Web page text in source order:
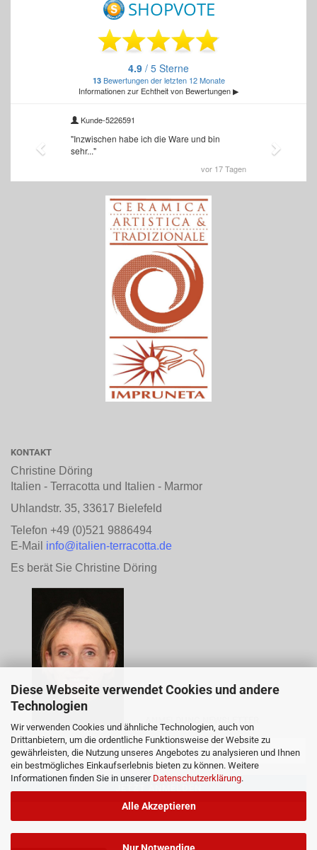
Diese Webseite verwendet Cookies und andere
Technologien
Wir verwenden Cookies und ähnliche Technologien, auch von
Drittanbietern, um die ordentliche Funktionsweise der Website zu
gewährleisten, die Nutzung unseres Angebotes zu analysieren und Ihnen
ein bestmögliches Einkaufserlebnis bieten zu können. Weitere
Informationen finden Sie in unserer Datenschutzerklärung.
Alle Akzeptieren
KONTAKT
Christine Döring
Italien - Terracotta und Italien - Marmor
Uhlandstr. 35, 33617 Bielefeld
Telefon +49 (0)521 9886494
E-Mail info@italien-terracotta.de
Es berät Sie Christine Döring